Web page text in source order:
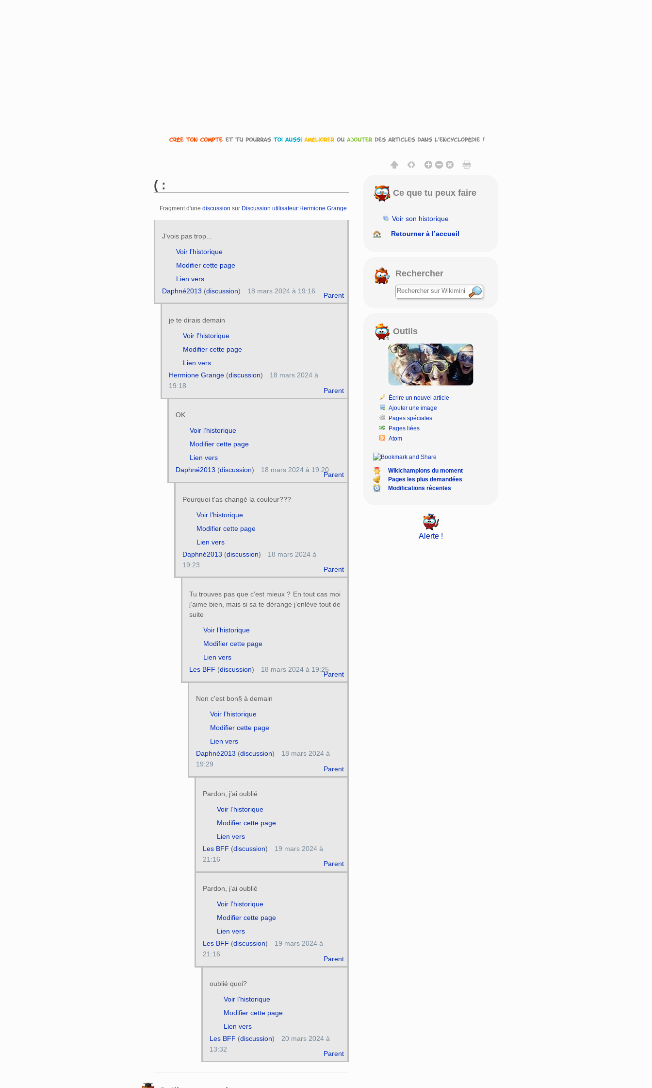
( :
Fragment d'une discussion sur Discussion utilisateur:Hermione Grange
J'vois pas trop...
Parent
Voir l’historique
Modifier cette page
Lien vers
Daphné2013 (discussion) 18 mars 2024 à 19:16
je te dirais demain
Parent
Voir l’historique
Modifier cette page
Lien vers
Hermione Grange(discussion)
18 mars 2024 à
19:18
OK
Parent
Voir l’historique
Modifier cette page
Lien vers
Daphné2013 (discussion) 18 mars 2024 à 19:20
Pourquoi t'as changé la couleur???
Parent
Voir l’historique
Modifier cette page
Lien vers
Daphné2013 (discussion)
18 mars 2024 à
19:23
Tu trouves pas que c’est mieux ? En tout cas moi
j’aime bien, mais si sa te dérange j’enlève tout de
suite
Parent
Voir l’historique
Modifier cette page
Lien vers
Les BFF (discussion) 18 mars 2024 à 19:25
Non c'est bon§ à demain
Parent
Voir l’historique
Modifier cette page
Lien vers
Daphné2013 (discussion)
18 mars 2024 à
19:29
Pardon, j’ai oublié
Parent
Voir l’historique
Modifier cette page
Lien vers
Les BFF (discussion)
19 mars 2024 à
21:16
Pardon, j’ai oublié
Parent
Voir l’historique
Modifier cette page
Lien vers
Les BFF (discussion)
19 mars 2024 à
21:16
oublié quoi?
Parent
Voir l’historique
Modifier cette page
Lien vers
Les BFF (discussion)
20 mars 2024 à
13:32
Ce que tu peux faire
Voir son historique
Retourner à l’accueil
Rechercher
Outils
Écrire un nouvel article
Ajouter une image
Pages spéciales
Pages liées
Atom
Wikichampions du moment
Pages les plus demandées
Modifications récentes
Alerte !